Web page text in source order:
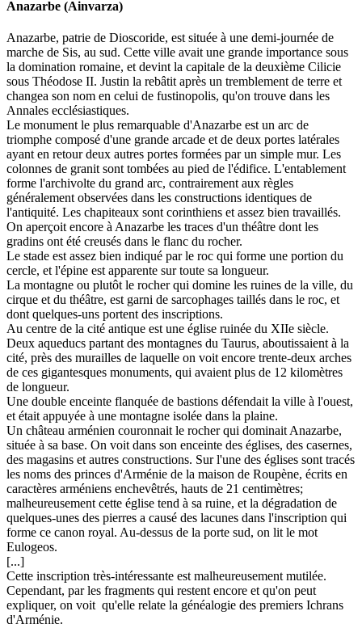
Anazarbe (Ainvarza)
Anazarbe, patrie de Dioscoride, est située à une demi-journée de
marche de Sis, au sud. Cette ville avait une grande importance sous
la domination romaine, et devint la capitale de la deuxième Cilicie
sous Théodose II. Justin la rebâtit après un tremblement de terre et
changea son nom en celui de fustinopolis, qu'on trouve dans les
Annales ecclésiastiques.
Le monument le plus remarquable d'Anazarbe est un arc de
triomphe composé d'une grande arcade et de deux portes latérales
ayant en retour deux autres portes formées par un simple mur. Les
colonnes de granit sont tombées au pied de l'édifice. L'entablement
forme l'archivolte du grand arc, contrairement aux règles
généralement observées dans les constructions identiques de
l'antiquité. Les chapiteaux sont corinthiens et assez bien travaillés.
On aperçoit encore à Anazarbe les traces d'un théâtre dont les
gradins ont été creusés dans le flanc du rocher.
Le stade est assez bien indiqué par le roc qui forme une portion du
cercle, et l'épine est apparente sur toute sa longueur.
La montagne ou plutôt le rocher qui domine les ruines de la ville, du
cirque et du théâtre, est garni de sarcophages taillés dans le roc, et
dont quelques-uns portent des inscriptions.
Au centre de la cité antique est une église ruinée du XIIe siècle.
Deux aqueducs partant des montagnes du Taurus, aboutissaient à la
cité, près des murailles de laquelle on voit encore trente-deux arches
de ces gigantesques monuments, qui avaient plus de 12 kilomètres
de longueur.
Une double enceinte flanquée de bastions défendait la ville à l'ouest,
et était appuyée à une montagne isolée dans la plaine.
Un château arménien couronnait le rocher qui dominait Anazarbe,
située à sa base. On voit dans son enceinte des églises, des casernes,
des magasins et autres constructions. Sur l'une des églises sont tracés
les noms des princes d'Arménie de la maison de Roupène, écrits en
caractères arméniens enchevêtrés, hauts de 21 centimètres;
malheureusement cette église tend à sa ruine, et la dégradation de
quelques-unes des pierres a causé des lacunes dans l'inscription qui
forme ce canon royal. Au-dessus de la porte sud, on lit le mot
Eulogeos.
[...]
Cette inscription très-intéressante est malheureusement mutilée.
Cependant, par les fragments qui restent encore et qu'on peut
expliquer, on voit qu'elle relate la généalogie des premiers Ichrans
d'Arménie.